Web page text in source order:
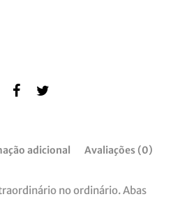
adicional Avaliações (0)
no ordinário. Abas